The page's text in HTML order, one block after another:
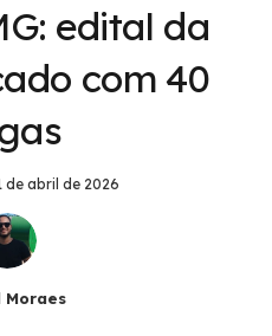
edital da
com 40
de abril de 2026
Moraes